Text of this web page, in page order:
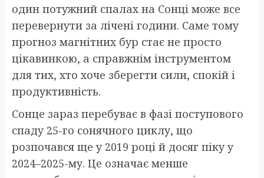
один потужний спалах на Сонці може все
перевернути за лічені години. Саме тому
прогноз магнітних бур стає не просто
цікавинкою, а справжнім інструментом
для тих, хто хоче зберегти сили, спокій і
продуктивність.
Сонце зараз перебуває в фазі поступового
спаду 25-го сонячного циклу, що
розпочався ще у 2019 році й досяг піку у
2024–2025-му. Це означає менше